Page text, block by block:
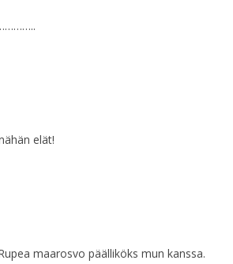
elät!
maarosvo päälliköks mun kanssa.